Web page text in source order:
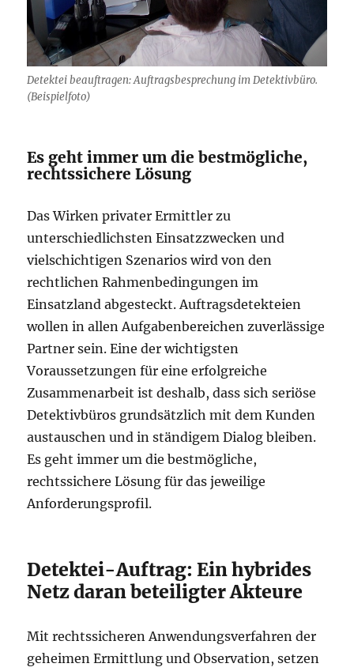
Detektei beauftragen: Auftragsbesprechung im Detektivbüro.
(Beispielfoto)
Es geht immer um die bestmögliche,
rechtssichere Lösung
Das Wirken privater Ermittler zu
unterschiedlichsten Einsatzzwecken und
vielschichtigen Szenarios wird von den
rechtlichen Rahmenbedingungen im
Einsatzland abgesteckt. Auftragsdetekteien
wollen in allen Aufgabenbereichen zuverlässige
Partner sein. Eine der wichtigsten
Voraussetzungen für eine erfolgreiche
Zusammenarbeit ist deshalb, dass sich seriöse
Detektivbüros grundsätzlich mit dem Kunden
austauschen und in ständigem Dialog bleiben.
Es geht immer um die bestmögliche,
rechtssichere Lösung für das jeweilige
Anforderungsprofil.
Detektei-Auftrag: Ein hybrides
Netz daran beteiligter Akteure
Mit rechtssicheren Anwendungsverfahren der
geheimen Ermittlung und Observation, setzen